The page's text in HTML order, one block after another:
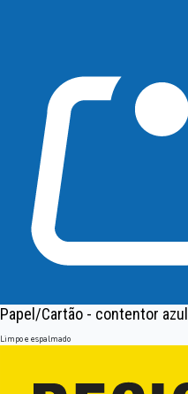
Papel/Cartão - contentor azul
Limpo e espalmado